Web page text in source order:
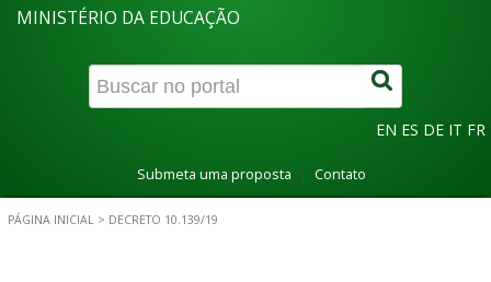
MINISTÉRIO DA EDUCAÇÃO
EN ES DE IT FR
Submeta uma proposta Contato
PÁGINA INICIAL > DECRETO 10.139/19